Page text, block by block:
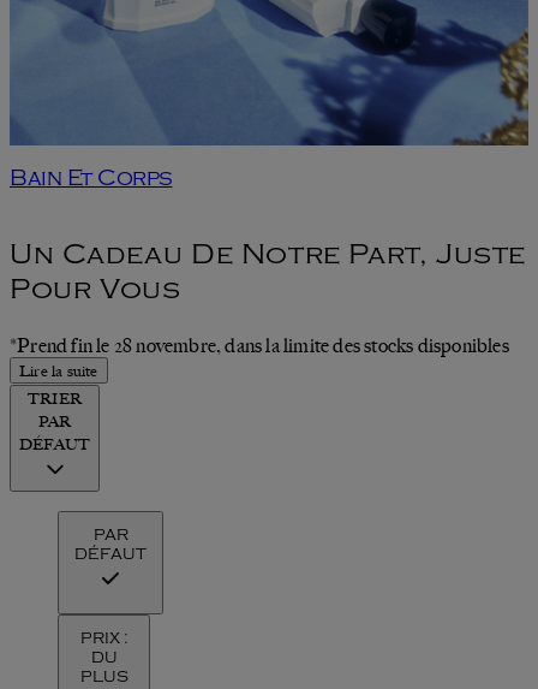
Bain Et Corps
Un Cadeau De Notre Part, Juste
Pour Vous
*Prend fin le 28 novembre, dans la limite des stocks disponibles
Lire la suite
TRIER
PAR
DÉFAUT
PAR
DÉFAUT
PRIX :
DU
PLUS